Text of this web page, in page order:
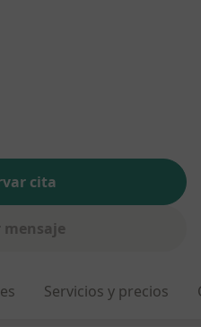
cita
mensaje
Servicios y precios